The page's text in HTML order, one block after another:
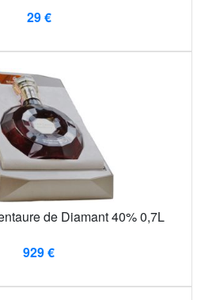
29 €
de Diamant 40% 0,7L
929 €